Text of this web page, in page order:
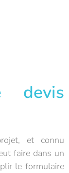
devis
et connu
faire dans un
le formulaire